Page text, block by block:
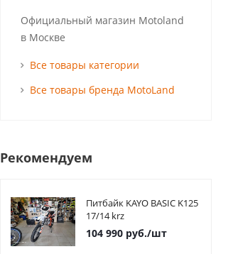
Официальный магазин Motoland
в Москве
Все товары категории
Все товары бренда MotoLand
Рекомендуем
Питбайк KAYO BASIC K125
17/14 krz
104 990руб./шт